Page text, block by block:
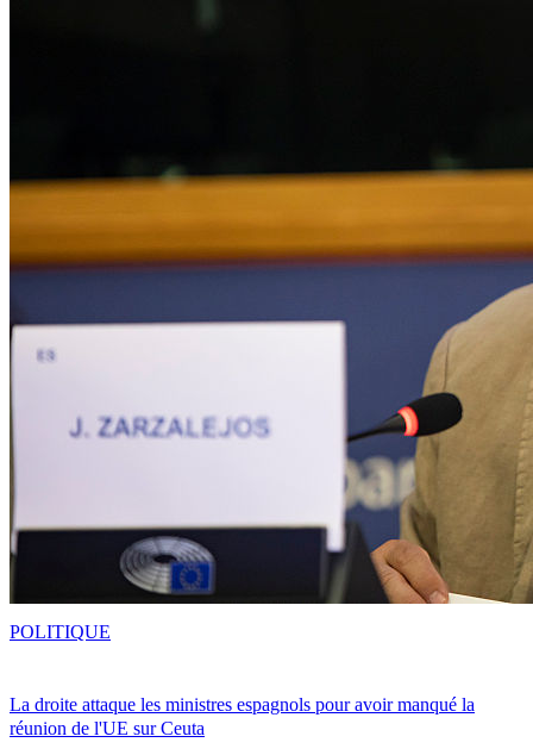
La droite attaque les ministres espagnols pour avoir manqué la
réunion de l'UE sur Ceuta
POLITIQUE